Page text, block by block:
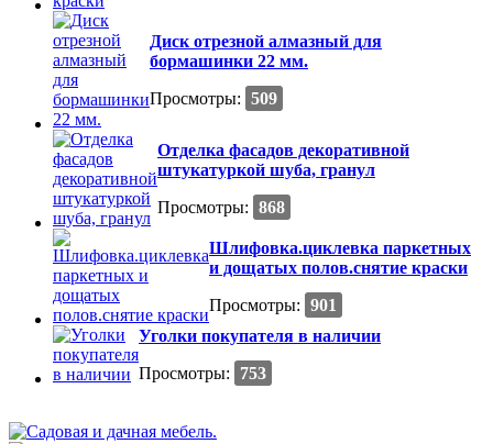
Диск отрезной алмазный для
бормашинки 22 мм.
Просмотры: 509
Отделка фасадов декоративной
штукатуркой шуба, гранул
Просмотры: 868
Шлифовка.циклевка паркетных
и дощатых полов.снятие краски
Просмотры: 901
Уголки покупателя в наличии
Просмотры:
753